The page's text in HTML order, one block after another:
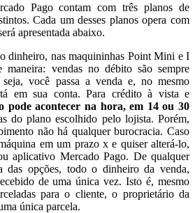
Pago contam com três planos de
Cada um desses planos opera com
apresentada abaixo.
dinheiro, nas maquininhas Point Mini e I
maneira: vendas no débito são sempre
seja, você passa a venda e, no mesmo
em sua conta. Para crédito à vista e
pode acontecer na hora, em 14 ou 30
do plano escolhido pelo lojista. Porém,
não há qualquer burocracia. Caso
em um prazo x e quiser alterá-lo,
aplicativo Mercado Pago. De qualquer
das opções, todo o dinheiro da venda,
de uma única vez. Isto é, mesmo
para o cliente, o proprietário da
única parcela.